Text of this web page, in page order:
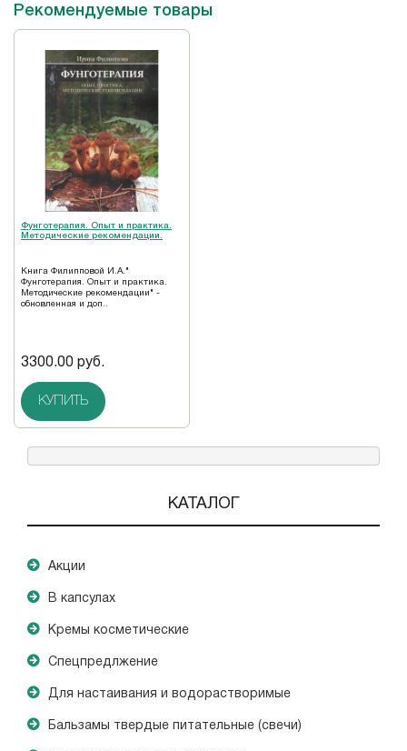
Рекомендуемые товары
Фунготерапия. Опыт и практика.
Методические рекомендации.
Книга Филипповой И.А."
Фунготерапия. Опыт и практика.
Методические рекомендации" -
обновленная и доп..
3300.00 руб.
КУПИТЬ
КАТАЛОГ
Акции
В капсулах
Кремы косметические
Спецпредлжение
Для настаивания и водорастворимые
Бальзамы твердые питательные (свечи)